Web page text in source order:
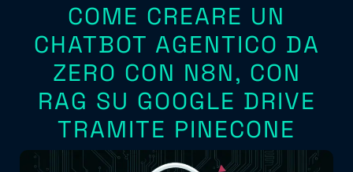
COME CREARE UN
CHATBOT AGENTICO DA
ZERO CON N8N, CON
RAG SU GOOGLE DRIVE
TRAMITE PINECONE